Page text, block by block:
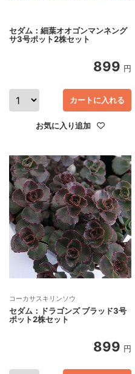
セダム：細葉オオゴンマンネング
サ3号ポット2株セット
899 円
お気に入り追加
カートに入れる
コーカサスキリンソウ
セダム：ドラゴンズ ブラッド3号
ポット2株セット
899 円